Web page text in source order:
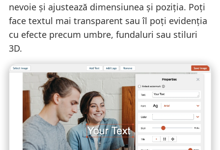
nevoie și ajustează dimensiunea și poziția. Poți
face textul mai transparent sau îl poți evidenția
cu efecte precum umbre, fundaluri sau stiluri
3D.